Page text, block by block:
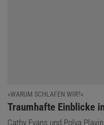
»WARUM SCHLAFEN WIR?«
:
Traumhafte Einblicke
Cathy Evans und Polya